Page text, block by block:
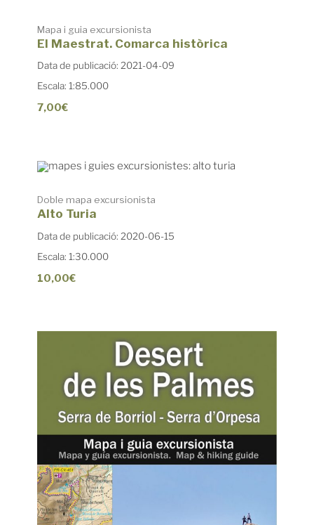
Mapa i guia excursionista
El Maestrat. Comarca històrica
Data de publicació: 2021-04-09
Escala: 1:85.000
7,00€
Doble mapa excursionista
Alto Turia
Data de publicació: 2020-06-15
Escala: 1:30.000
10,00€